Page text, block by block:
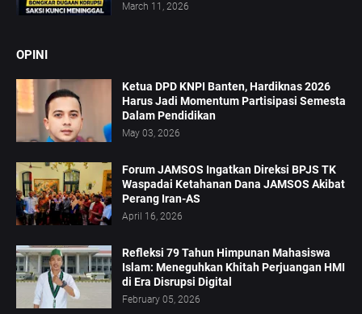
March 11, 2026
OPINI
Ketua DPD KNPI Banten, Hardiknas 2026
Harus Jadi Momentum Partisipasi Semesta
Dalam Pendidikan
May 03, 2026
Forum JAMSOS Ingatkan Direksi BPJS TK
Waspadai Ketahanan Dana JAMSOS Akibat
Perang Iran-AS
April 16, 2026
Refleksi 79 Tahun Himpunan Mahasiswa
Islam: Meneguhkan Khitah Perjuangan HMI
di Era Disrupsi Digital
February 05, 2026